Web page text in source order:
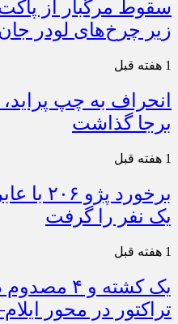
سقوط مرگبار از
زیر چرخ‌های لودر
1 هفته قبل
انحراف به چپ
برجا گذاشت
1 هفته قبل
برخورد
یک نفر را گرفت
1 هفته قبل
یک کشته و
تراکتور در محور